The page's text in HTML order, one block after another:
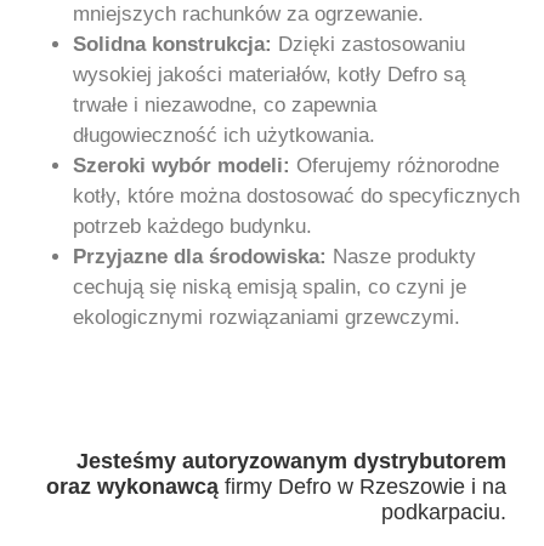
mniejszych rachunków za ogrzewanie.
Solidna konstrukcja: Dzięki zastosowaniu
wysokiej jakości materiałów, kotły Defro są
trwałe i niezawodne, co zapewnia
długowieczność ich użytkowania.
Szeroki wybór modeli: Oferujemy różnorodne
kotły, które można dostosować do specyficznych
potrzeb każdego budynku.
Przyjazne dla środowiska: Nasze produkty
cechują się niską emisją spalin, co czyni je
ekologicznymi rozwiązaniami grzewczymi.
Jesteśmy autoryzowanym dystrybutorem
oraz wykonawcą firmy Defro w Rzeszowie i na
podkarpaciu.